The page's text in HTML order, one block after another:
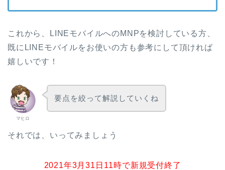
これから、LINEモバイルへのMNPを検討している方、
既にLINEモバイルをお使いの方も参考にして頂ければ
嬉しいです！
マヒロ
要点を絞って解説していくね
それでは、いってみましょう
2021年3月31日11時で新規受付終了